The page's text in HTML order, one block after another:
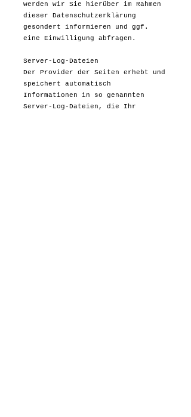
werden wir Sie hierüber im Rahmen
dieser Datenschutzerklärung
gesondert informieren und ggf.
eine Einwilligung abfragen.
Server-Log-Dateien
Der Provider der Seiten erhebt und
speichert automatisch
Informationen in so genannten
Server-Log-Dateien, die Ihr